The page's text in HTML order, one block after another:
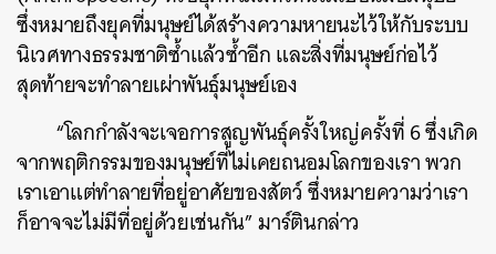
ซึ่งหมายถึงยุคที่มนุษย์ได้สร้างความหายนะไว้ให้กับระบบ
นิเวศทางธรรมชาติซ้ำแล้วซ้ำอีก และสิ่งที่มนุษย์ก่อไว้
สุดท้ายจะทำลายเผ่าพันธุ์มนุษย์เอง
“โลกกำลังจะเจอการสูญพันธุ์ครั้งใหญ่ครั้งที่ 6 ซึ่งเกิด
จากพฤติกรรมของมนุษย์ที่ไม่เคยถนอมโลกของเรา พวก
เราเอาแต่ทำลายที่อยู่อาศัยของสัตว์ ซึ่งหมายความว่าเรา
ก็อาจจะไม่มีที่อยู่ด้วยเช่นกัน” มาร์ตินกล่าว
ค้นหา
SHARE TWEET LINE